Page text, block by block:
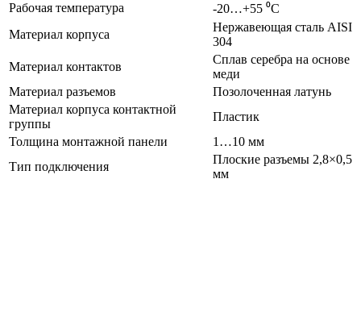
Рабочая температура
-20…+55 ⁰С
Материал корпуса
Нержавеющая сталь AISI
304
Материал контактов
Сплав серебра на основе
меди
Материал разъемов
Позолоченная латунь
Материал корпуса контактной
группы
Пластик
Толщина монтажной панели
1…10 мм
Тип подключения
Плоские разъемы 2,8×0,5
мм